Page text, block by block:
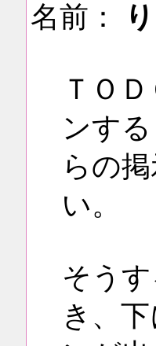
名前：
ＴＯ
ンす
らの
い。
そう
き、